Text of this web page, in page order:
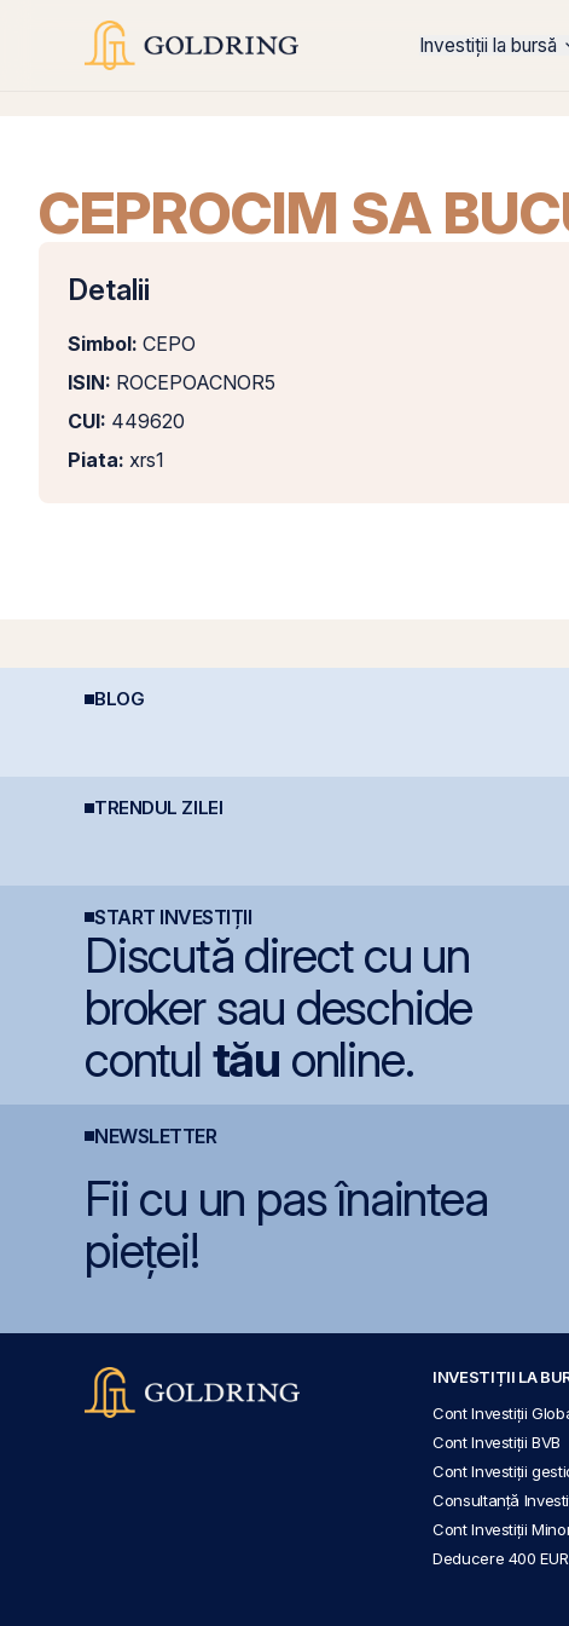
Investiții la bursă
CEPROCIM SA
Detalii
Simbol: CEPO
ISIN: ROCEPOACNOR5
CUI: 449620
Piata: xrs1
BLOG
Perspective Economice
TRENDUL ZILEI
Petrolul urcă după
START INVESTIȚII
Discută direct cu un
broker sau deschide
contul tău online.
NEWSLETTER
Fii cu un pas înaintea
pieței!
INVESTIȚII LA
Cont Investiții
Cont Investiții BVB
Cont Investiții
Consultanță
Cont Investiții
Deducere 400 EUR